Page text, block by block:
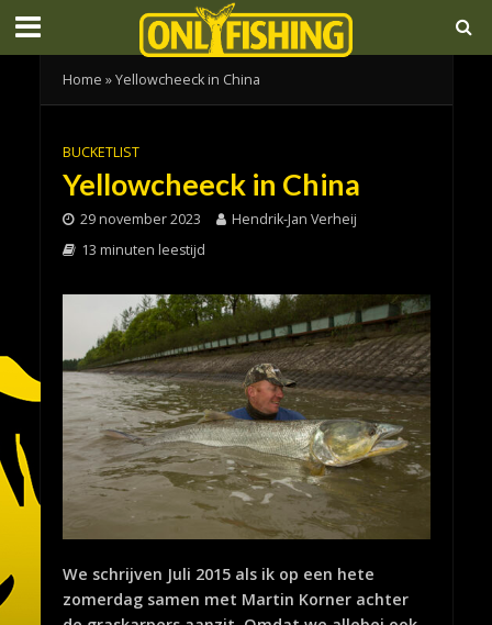
Home »Yellowcheeck in China
BUCKETLIST
Yellowcheeck in China
29 november 2023
Hendrik-Jan Verheij
13 minuten leestijd
We schrijven Juli 2015 als ik op een hete
zomerdag samen met Martin Korner achter